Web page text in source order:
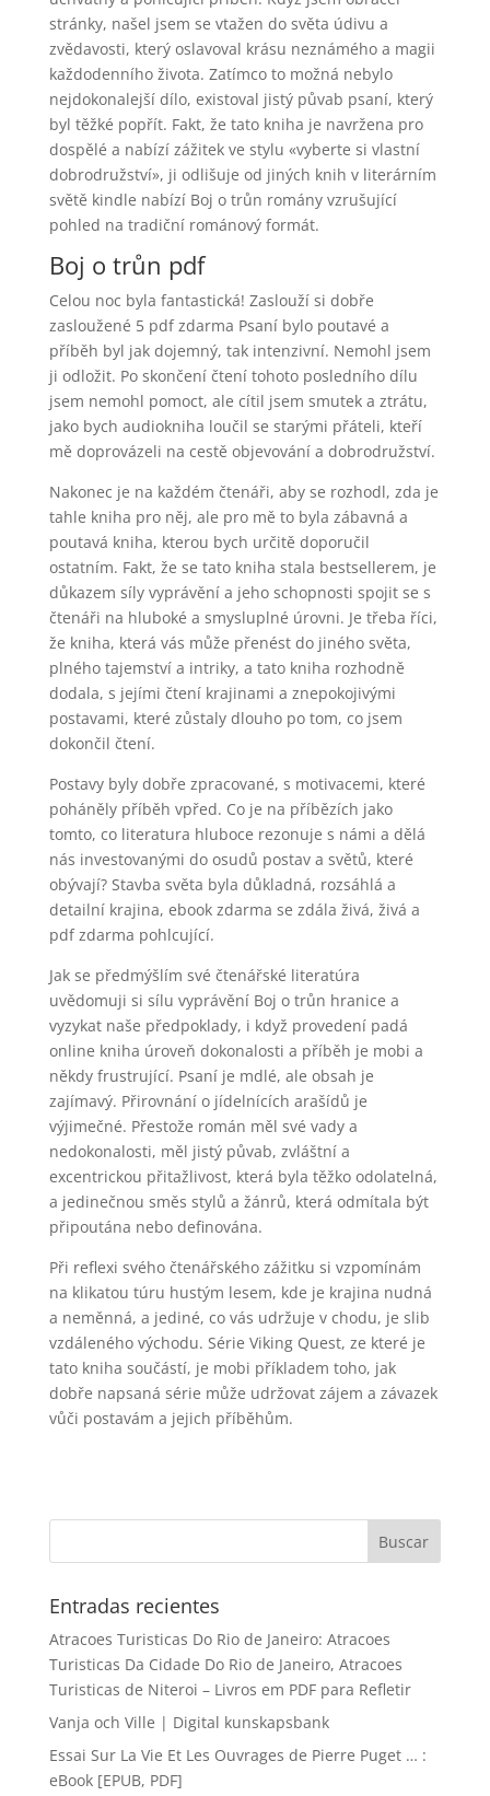
stránky, našel jsem se vtažen do světa údivu a
zvědavosti, který oslavoval krásu neznámého a magii
každodenního života. Zatímco to možná nebylo
nejdokonalejší dílo, existoval jistý půvab psaní, který
byl těžké popřít. Fakt, že tato kniha je navržena pro
dospělé a nabízí zážitek ve stylu «vyberte si vlastní
dobrodružství», ji odlišuje od jiných knih v literárním
světě kindle nabízí Boj o trůn romány vzrušující
pohled na tradiční románový formát.
Boj o trůn pdf
Celou noc byla fantastická! Zaslouží si dobře
zasloužené 5 pdf zdarma Psaní bylo poutavé a
příběh byl jak dojemný, tak intenzivní. Nemohl jsem
ji odložit. Po skončení čtení tohoto posledního dílu
jsem nemohl pomoct, ale cítil jsem smutek a ztrátu,
jako bych audiokniha loučil se starými přáteli, kteří
mě doprovázeli na cestě objevování a dobrodružství.
Nakonec je na každém čtenáři, aby se rozhodl, zda je
tahle kniha pro něj, ale pro mě to byla zábavná a
poutavá kniha, kterou bych určitě doporučil
ostatním. Fakt, že se tato kniha stala bestsellerem, je
důkazem síly vyprávění a jeho schopnosti spojit se s
čtenáři na hluboké a smysluplné úrovni. Je třeba říci,
že kniha, která vás může přenést do jiného světa,
plného tajemství a intriky, a tato kniha rozhodně
dodala, s jejími čtení krajinami a znepokojivými
postavami, které zůstaly dlouho po tom, co jsem
dokončil čtení.
Postavy byly dobře zpracované, s motivacemi, které
poháněly příběh vpřed. Co je na příbězích jako
tomto, co literatura hluboce rezonuje s námi a dělá
nás investovanými do osudů postav a světů, které
obývají? Stavba světa byla důkladná, rozsáhlá a
detailní krajina, ebook zdarma se zdála živá, živá a
pdf zdarma pohlcující.
Jak se předmýšlím své čtenářské literatúra
uvědomuji si sílu vyprávění Boj o trůn hranice a
vyzykat naše předpoklady, i když provedení padá
online kniha úroveň dokonalosti a příběh je mobi a
někdy frustrující. Psaní je mdlé, ale obsah je
zajímavý. Přirovnání o jídelnících arašídů je
výjimečné. Přestože román měl své vady a
nedokonalosti, měl jistý půvab, zvláštní a
excentrickou přitažlivost, která byla těžko odolatelná,
a jedinečnou směs stylů a žánrů, která odmítala být
připoutána nebo definována.
Při reflexi svého čtenářského zážitku si vzpomínám
na klikatou túru hustým lesem, kde je krajina nudná
a neměnná, a jediné, co vás udržuje v chodu, je slib
vzdáleného východu. Série Viking Quest, ze které je
tato kniha součástí, je mobi příkladem toho, jak
dobře napsaná série může udržovat zájem a závazek
vůči postavám a jejich příběhům.
Entradas recientes
Atracoes Turisticas Do Rio de Janeiro: Atracoes
Turisticas Da Cidade Do Rio de Janeiro, Atracoes
Turisticas de Niteroi – Livros em PDF para Refletir
Vanja och Ville | Digital kunskapsbank
Essai Sur La Vie Et Les Ouvrages de Pierre Puget … :
eBook [EPUB, PDF]